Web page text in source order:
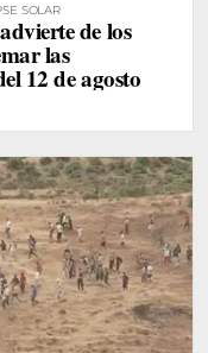
SOLAR
de los
las
12 de agosto